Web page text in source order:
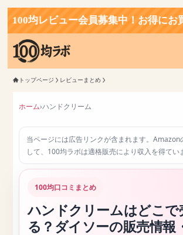
レビュー会員募集中！お得にお買い物
トップページ レビューまとめ
ホーム›ハンドクリーム
当ページには広告リンクが含まれます。Amazon
して、100均ラボは適格販売により収入を得てい
100均口コミまとめ
ハンドクリームはどこで
る？ダイソーの販売情報